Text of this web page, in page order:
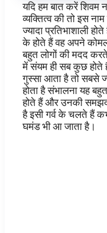
यदि हम बात करें शिवम
व्यक्तित्व की तो इस
ज्यादा प्रतिभाशाली
के होते हैं वह अपने
बहुत लोगों की मदद
में संयम ही सब कुछ होते
गुस्सा आता है तो सबसे
होता है संभालना यह
होते हैं और उनकी
है इसी गर्व के चलते हैं
घमंड भी आ जाता है।